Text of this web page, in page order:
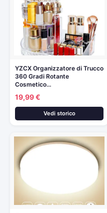
YZCX Organizzatore di Trucco
360 Gradi Rotante
Cosmetico…
19,99 €
Vedi storico